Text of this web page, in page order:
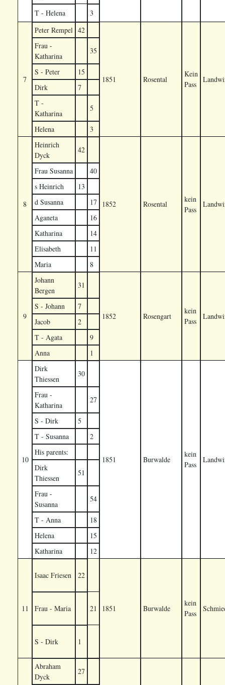
T - Helena 3
7
Peter Rempel 42
1851 Rosental
Kein
Pass
Frau -
Katharina
35
S - Peter
15
Dirk
7
T -
Katharina
5
Helena 3
8
Heinrich
Dyck
42
1852 Rosental
kein
Pass
Frau Susanna
40
s Heinrich
13
d Susanna
17
Aganeta
16
Katharina
14
Elisabeth
11
Maria
8
9
Johann
Bergen
31
1852 Rosengart
kein
Pass
S - Johann
7
Jacob
2
T - Agata
9
Anna
1
10
Dirk
Thiessen
30
1851 Burwalde
kein
Pass
Frau -
Katharina
27
S - Dirk
5
T - Susanna
2
His parents:
Dirk
Thiessen
51
Frau -
Susanna
54
T - Anna
18
Helena
15
Katharina
12
11
Isaac Friesen 22
1851 Burwalde
kein
Pass
Frau - Maria 21
S - Dirk 1
Abraham
Dyck
27